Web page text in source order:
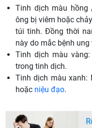
Tinh dịch màu
ông bị viêm hoặc
túi tinh. Đồng thời
này do mắc bệnh ung
Tinh dịch màu
trong tinh dịch.
Tinh dịch màu xanh:
hoặc niệu đạo.